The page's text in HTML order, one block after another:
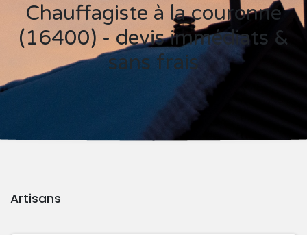
Chauffagiste à la couronne
(16400) - devis immédiats &
sans frais
Artisans